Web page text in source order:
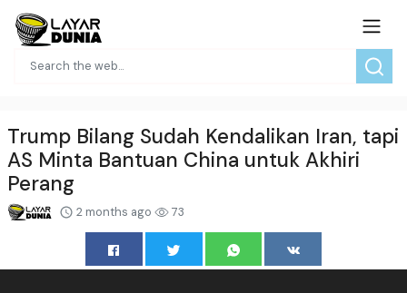
Trump Bilang Sudah Kendalikan Iran, tapi
AS Minta Bantuan China untuk Akhiri
Perang
2 months ago 73